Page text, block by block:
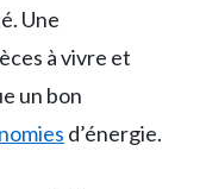
Une
à vivre et
un bon
d’énergie.